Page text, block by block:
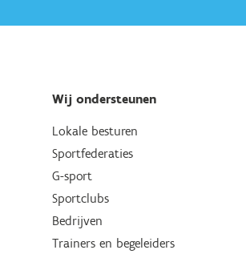
Wij ondersteunen
Lokale besturen
Sportfederaties
G-sport
Sportclubs
Bedrijven
Trainers en begeleiders